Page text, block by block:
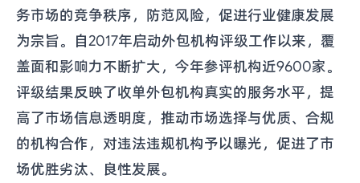
务市场的竞争秩序，防范风险，促进行业健康发展
为宗旨。自2017年启动外包机构评级工作以来，覆
盖面和影响力不断扩大，今年参评机构近9600家。
评级结果反映了收单外包机构真实的服务水平，提
高了市场信息透明度，推动市场选择与优质、合规
的机构合作，对违法违规机构予以曝光，促进了市
场优胜劣汰、良性发展。